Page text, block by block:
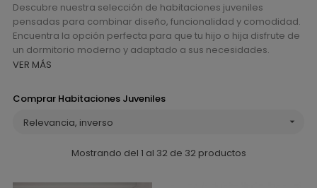
Descubre nuestra selección de habitaciones juveniles
pensadas para combinar diseño, funcionalidad y comodidad.
Encuentra la opción perfecta para que tu hijo o hija disfrute de
un dormitorio moderno y adaptado a sus necesidades.
VER MÁS
Comprar Habitaciones Juveniles
Relevancia, inverso

Mostrando del 1 al 32 de 32 productos